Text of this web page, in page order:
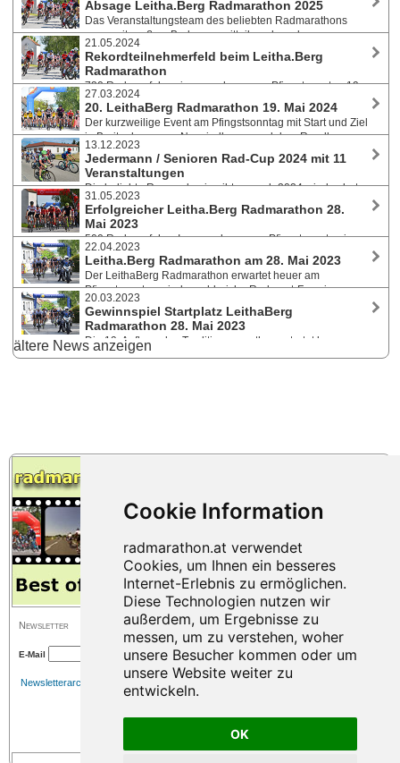
OK
Absage Leitha.Berg Radmarathon 2025
Das Veranstaltungsteam des beliebten Radmarathons
muss mit großem Bedauern mitteilen, dass der
LEITHA.BERG-Radmarathon am 8. Juni 2025 in Breitenbrunn aufgrund
einer vor kurzem diagnostizierten schweren Erkrankung in der Familie
nicht stattfinden kann.
21.05.2024
Rekordteilnehmerfeld beim Leitha.Berg
Radmarathon
730 Radrennfahrer:innen nahmen am Pfingstsonntag 19.
Mai 2024 in Breitenbrunn am Neusiedlersee an der 20.
Jubiläumsauflage der Rundfahrt über das Leithagebirge teil. Prächtige
Wetterbedingungen und schnelle Rennen.
27.03.2024
20. LeithaBerg Radmarathon 19. Mai 2024
Der kurzweilige Event am Pfingstsonntag mit Start und Ziel
in Breitenbrunn am Neusiedlersee und dem Rundkurs
über das Leithagebirge bietet ein buntes Rahmenprogramm sowie ein
sehr gutes Preis-Leistungsverhältnis. Auftaktevent zum
Jedermann/Senioren Rad-Cup 2024. Ermäßigtes Nenngeld bis 31.
März. Die Gewinner der Startplatzverlosung.
13.12.2023
Jedermann / Senioren Rad-Cup 2024 mit 11
Veranstaltungen
Die beliebte Rennradserie gibt es auch 2024 wieder, hat
einen neuen Namen und bietet elf Rennen in sechs Bundesländern.
Der Auftakt zum Cup für Radbegeisterte ab 40 findet beim Leithaberg
Radmarathon am 19. Mai 2024 in Breitenbrunn am Neusiedlersee statt.
31.05.2023
Erfolgreicher Leitha.Berg Radmarathon 28.
Mai 2023
500 RadrennfahrerInnen nahmen am Pfingstsonntag in
Breitenbrunn am Neusiedlersee an der Rundfahrt über das
Leithagebirge teil. Prächtige Wetterbedingungen, schnelle Rennen und
knappe Sprintentscheidungen prägten den Radmarathon.
22.04.2023
Leitha.Berg Radmarathon am 28. Mai 2023
Der LeithaBerg Radmarathon erwartet heuer am
Pfingstsonntag wieder zahlreiche Radsport-Fans in
Breitenbrunn am Neusiedlersee. Zwei Bewerbe - Radchallenge - Slow
Motion Team-Wertung - rennradreisen.cc Master Rad-Cup. Ermäßigtes
Nenngeld bis 1. Mai. Die Gewinner der Startplatzverlosung.
20.03.2023
Gewinnspiel Startplatz LeithaBerg
Radmarathon 28. Mai 2023
Die 19. Auflage des Traditionsmarathons startet heuer
wieder am Pfingstsonntag in Breitenbrunn am Neusiedlersee. Die
ältere News anzeigen
Newsletter
E-Mail
Newsletterarchiv